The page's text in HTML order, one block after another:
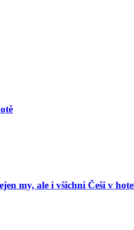
my, ale i všichni Češi v